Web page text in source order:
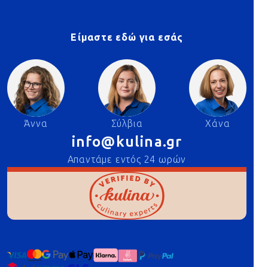
Είμαστε εδώ για εσάς
Άννα Σύλβια Χάνα
info@kulina.gr
Απαντάμε εντός 24 ωρών